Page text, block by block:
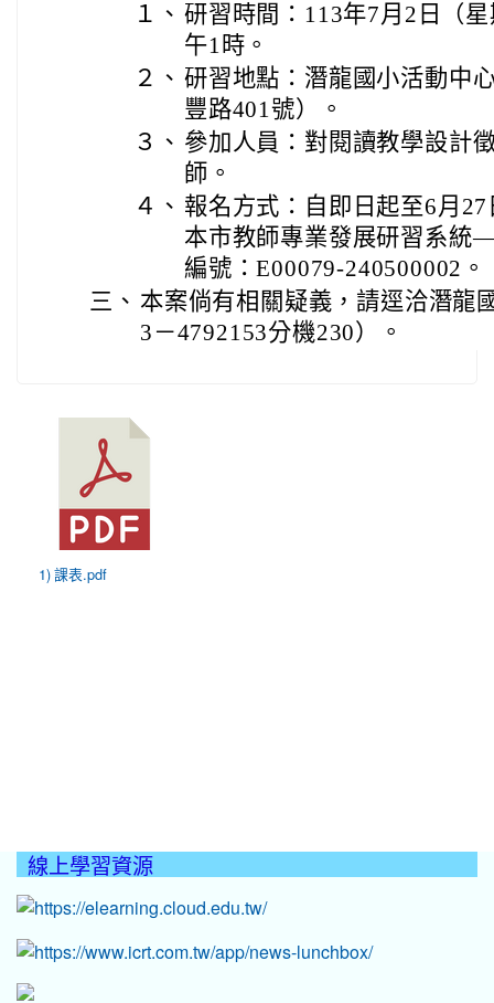
１、 研習時間：113年7月2日（
午1時。
２、 研習地點：潛龍國小活動中
豐路401號）。
３、 參加人員：對閱讀教學設計
師。
４、 報名方式：自即日起至6月
本市教師專業發展研習系統
編號：E00079-240500002。
三、 本案倘有相關疑義，請逕洽潛龍
3－4792153分機230）。
1) 課表.pdf
線上學習資源